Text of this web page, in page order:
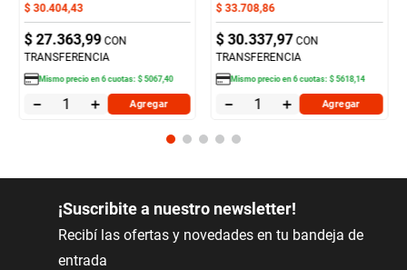
$ 30.404,43
$ 27.363,99 CON
TRANSFERENCIA
Mismo precio en6cuotas:$ 5067,40
＋
－ Agregar
$ 33.708,86
$ 30.337,97 CON
TRANSFERENCIA
Mismo precio en6cuotas:$ 5618 14
＋
－ Agregar
¡Suscribite a nuestro newsletter!
Recibí las ofertas y novedades en tu bandeja de
entrada